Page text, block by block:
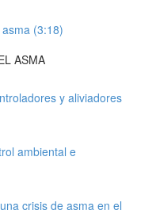
(3:18)
ASMA
y aliviadores
ambiental e
crisis de asma en el